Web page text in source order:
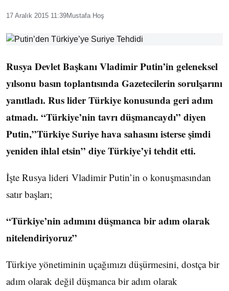
17 Aralık 2015 11:39Mustafa Hoş
Rusya Devlet Başkanı Vladimir Putin’in geleneksel
yılsonu basın toplantısında Gazetecilerin sorulşarını
yanıtladı. Rus lider Türkiye konusunda geri adım
atmadı. “Türkiye’nin tavrı düşmancaydı” diyen
Putin,”Türkiye Suriye hava sahasını isterse şimdi
yeniden ihlal etsin” diye Türkiye’yi tehdit etti.
İşte Rusya lideri Vladimir Putin’in o konuşmasından
satır başları;
“Türkiye’nin adımını düşmanca bir adım olarak
nitelendiriyoruz”
Türkiye yönetiminin uçağımızı düşürmesini, dostça bir
adım olarak değil düşmanca bir adım olarak